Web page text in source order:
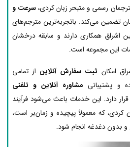
رسمی و متبحر زبان کردی،سرعت و
تضمین می‌کند. باتجربه‌ترین مترجم‌های
اشراق همکاری دارند و سابقه درخشان
این مجموعه است.
امکان ثبت سفارش آنلاین از تمامی
و پشتیبانی مشاوره آنلاین و تلفنی
قرار دارد. این خدمات باعث می‌شود فرآیند
کردی، که معمولاً پیچیده و زمان‌بر است،
و بدون دغدغه انجام شود.